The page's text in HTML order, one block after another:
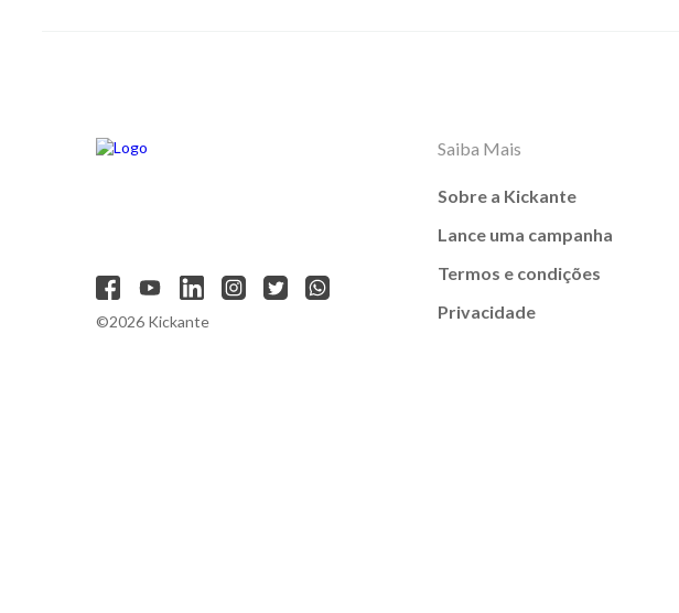
©2026 Kickante
Saiba Mais
Sobre a Kickante
Lance uma campanha
Termos e condições
Privacidade